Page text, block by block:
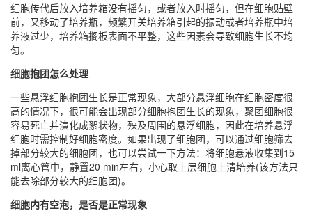
细胞传代后放入培养箱没有摇匀，或者放入时摇匀，但在细胞贴壁
前，又移动了培养瓶，频繁开关培养箱引起的振动或者培养瓶中培
养液过少，培养箱搁板表面不平整，这些因素会导致细胞生长不均
匀。
细胞抱团怎么处理
一些悬浮细胞抱团生长是正常现象，大部分悬浮细胞在细胞密度很
高的情况下，很可能会出现部分细胞抱团生长的现象，聚团细胞很
容易死亡并演化成絮状物，殃及周围的悬浮细胞，因此在培养悬浮
细胞时需控制好细胞密度。如果出现了细胞团，可以通过细胞筛去
掉部分较大的细胞团，也可以尝试一下方法：将细胞悬液收集到15
ml离心管中，静置20 min左右，小心取上层细胞上清培养(该方法只
能去除部分较大的细胞团)。
细胞内有空泡，是否是正常现象